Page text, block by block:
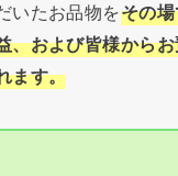
いたお品物をその
、および皆様から
ます。